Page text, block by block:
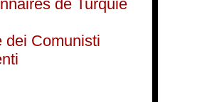
de Turquie
dei Comunisti